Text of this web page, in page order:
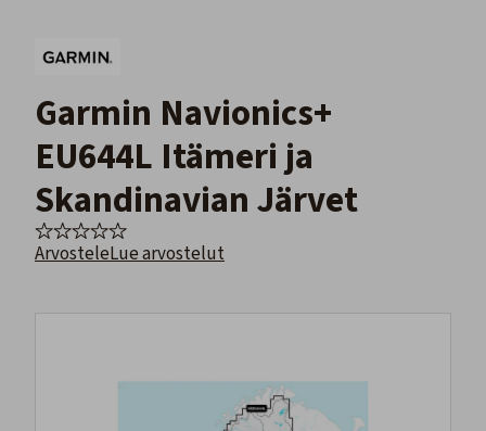
Garmin Navionics+
EU644L Itämeri ja
Skandinavian Järvet
ArvosteleLue arvostelut